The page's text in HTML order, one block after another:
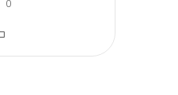
0